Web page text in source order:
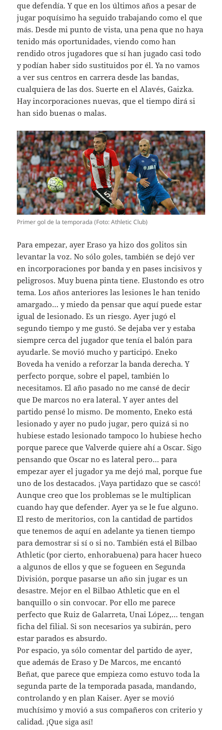
que defendía. Y que en los últimos años a pesar de
jugar poquísimo ha seguido trabajando como el que
más. Desde mi punto de vista, una pena que no haya
tenido más oportunidades, viendo como han
rendido otros jugadores que sí han jugado casi todo
y podían haber sido sustituidos por él. Ya no vamos
a ver sus centros en carrera desde las bandas,
cualquiera de las dos. Suerte en el Alavés, Gaizka.
Hay incorporaciones nuevas, que el tiempo dirá si
han sido buenas o malas.
Primer gol de la temporada (Foto: Athletic Club)
Para empezar, ayer Eraso ya hizo dos golitos sin
levantar la voz. No sólo goles, también se dejó ver
en incorporaciones por banda y en pases incisivos y
peligrosos. Muy buena pinta tiene. Elustondo es otro
tema. Los años anteriores las lesiones le han tenido
amargado… y miedo da pensar que aquí puede estar
igual de lesionado. Es un riesgo. Ayer jugó el
segundo tiempo y me gustó. Se dejaba ver y estaba
siempre cerca del jugador que tenía el balón para
ayudarle. Se movió mucho y participó. Eneko
Boveda ha venido a reforzar la banda derecha. Y
perfecto porque, sobre el papel, también lo
necesitamos. El año pasado no me cansé de decir
que De marcos no era lateral. Y ayer antes del
partido pensé lo mismo. De momento, Eneko está
lesionado y ayer no pudo jugar, pero quizá si no
hubiese estado lesionado tampoco lo hubiese hecho
porque parece que Valverde quiere ahí a Oscar. Sigo
pensando que Oscar no es lateral pero… para
empezar ayer el jugador ya me dejó mal, porque fue
uno de los destacados. ¡Vaya partidazo que se cascó!
Aunque creo que los problemas se le multiplican
cuando hay que defender. Ayer ya se le fue alguno.
El resto de meritorios, con la cantidad de partidos
que tenemos de aquí en adelante ya tienen tiempo
para demostrar si sí o si no. También está el Bilbao
Athletic (por cierto, enhorabuena) para hacer hueco
a algunos de ellos y que se fogueen en Segunda
División, porque pasarse un año sin jugar es un
desastre. Mejor en el Bilbao Athletic que en el
banquillo o sin convocar. Por ello me parece
perfecto que Ruiz de Galarreta, Unai López,… tengan
ficha del filial. Si son necesarios ya subirán, pero
estar parados es absurdo.
Por espacio, ya sólo comentar del partido de ayer,
que además de Eraso y De Marcos, me encantó
Beñat, que parece que empieza como estuvo toda la
segunda parte de la temporada pasada, mandando,
controlando y en plan Kaiser. Ayer se movió
muchísimo y movió a sus compañeros con criterio y
calidad. ¡Que siga así!